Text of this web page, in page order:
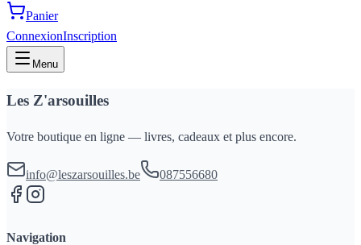
Panier
ConnexionInscription
Menu
Les Z'arsouilles
Votre boutique en ligne — livres, cadeaux et plus encore.
info@leszarsouilles.be 087556680
Navigation